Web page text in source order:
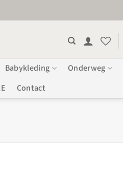
Babykleding Onderweg
Contact